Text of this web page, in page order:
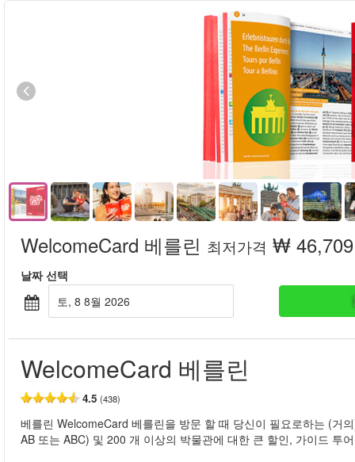
WelcomeCard 베를린 최저가격 ₩ 46,709
날짜 선택
토, 8 8월 2026
WelcomeCard 베를린
4.5 (438)
베를린 WelcomeCard 베를린을 방문 할 때 당신이 필요로하는 (거
AB 또는 ABC) 및 200 개 이상의 박물관에 대한 큰 할인, 가이드 투